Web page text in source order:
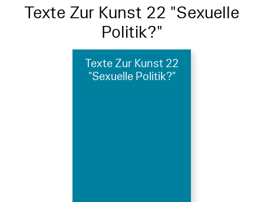
Texte Zur Kunst 22 "Sexuelle
Politik?"
Texte Zur Kunst 22
"Sexuelle Politik?"